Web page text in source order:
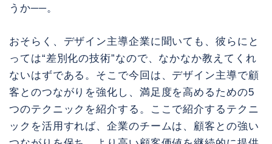
うか──。
おそらく、デザイン主導企業に聞いても、彼らにと
っては“差別化の技術”なので、なかなか教えてくれ
ないはずである。そこで今回は、デザイン主導で顧
客とのつながりを強化し、満足度を高めるための5
つのテクニックを紹介する。ここで紹介するテクニ
ックを活用すれば、企業のチームは、顧客との強い